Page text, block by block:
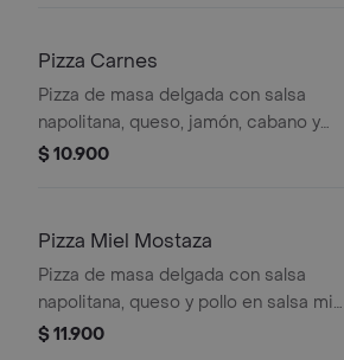
Pizza Carnes
Pizza de masa delgada con salsa
napolitana, queso, jamón, cabano y
pepperoni.
$ 10.900
Pizza Miel Mostaza
Pizza de masa delgada con salsa
napolitana, queso y pollo en salsa miel
mostaza.
$ 11.900